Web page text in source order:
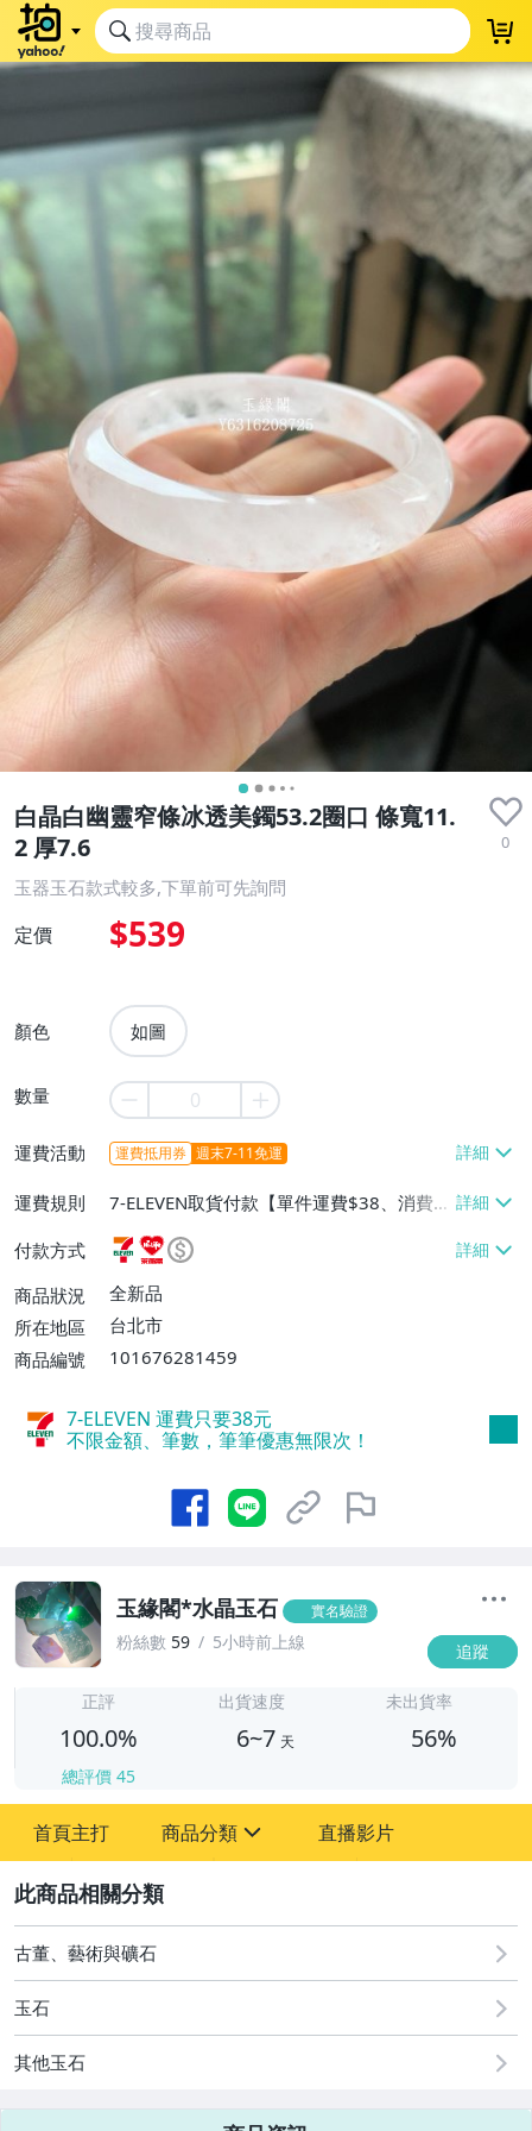
白晶白幽靈窄條冰透美鐲53.2圈口 條寬11.
2 厚7.6
0
玉器玉石款式較多,下單前可先詢問
定價 $539
顏色 如圖
數量
運費活動 運費抵用券 週末7-11免運
運費規則
7-ELEVEN取貨付款【單件運費$38、消費滿
$990免運費】、萊爾富取貨付款【單件運
費$60、消費滿$990免運費】、宅配/貨運
【單件運費$80、消費滿$990免運費】
付款方式
商品狀況
全新品
所在地區
台北市
商品編號
101676281459
7-ELEVEN 運費只要38元
不限金額、筆數，筆筆優惠無限次！
玉緣閣*水晶玉石 實名驗證
粉絲數 59 5小時前上線 追蹤
正評
100.0%
總評價 45
出貨速度
6~7 天
未出貨率
56%
首頁主打 商品分類
古董、藝術與礦石
居家、家具與園藝
直播影片
古董、藝術與礦石
玉石
其他玉石